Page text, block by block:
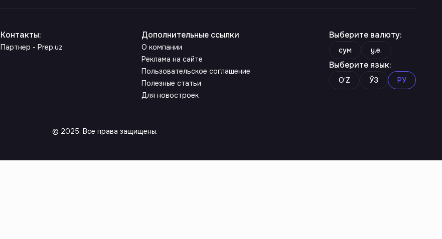
Контакты:
Партнер - Prep.uz
Дополнительные ссылки
О компании
Реклама на сайте
Пользовательское соглашение
Полезные статьи
Для новостроек
Выберите валюту:
сум y.e.
Выберите язык:
O‘Z ЎЗ РУ
© 2025. Все права защищены.